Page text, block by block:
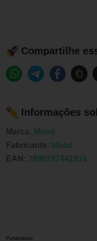
Compartilhe
Informações
Marca: Mood
Fabricante: Mood
EAN: 7899297441916
Publicidade